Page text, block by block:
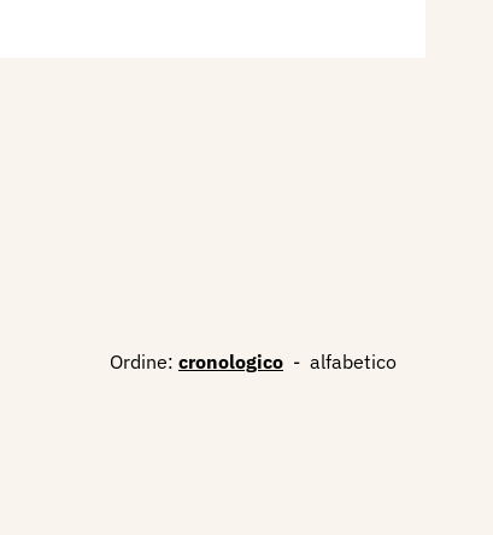
Ordine: cronologico - alfabetico